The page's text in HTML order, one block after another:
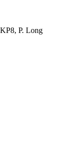
P. Long